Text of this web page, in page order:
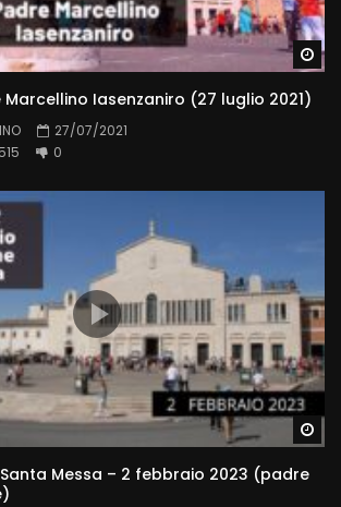
Marcellino Iasenzaniro (27 luglio 2021)
27/07/2021
515 0
Messa – 2 febbraio 2023 (padre